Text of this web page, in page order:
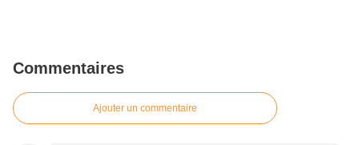
Commentaires
Ajouter un commentaire